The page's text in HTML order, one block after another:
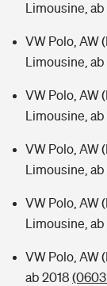
Limousine, ab
VW Polo, AW
Limousine, ab
VW Polo, AW
Limousine, ab
VW Polo, AW
Limousine, ab
VW Polo, AW
Limousine, ab
VW Polo, AW
ab 2018 (0603